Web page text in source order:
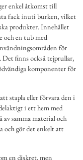
enkel åtkomst till
fack inuti burken, vilket
produkter. Innehållet
och en tub med
för
finns också tejprullar,
komponenter för
stapla eller förvara den i
i ett hem med
av samma material och
och gör det enkelt att
en diskret, men